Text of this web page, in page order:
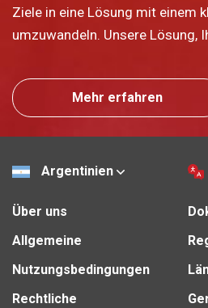
Ziele in eine Lösung mit einem
umzuwandeln. Unsere Lösung,
Mehr erfahren
Argentinien
Über uns
Allgemeine
Nutzungsbedingungen
Rechtliche